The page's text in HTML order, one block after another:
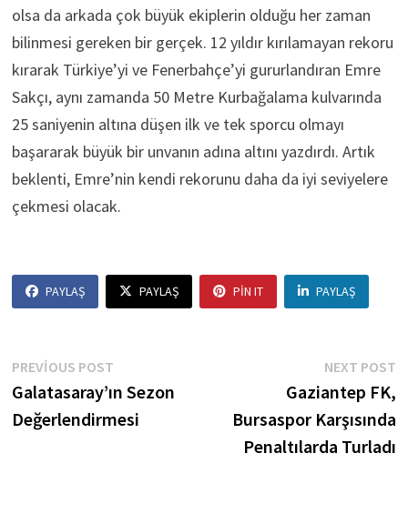
olsa da arkada çok büyük ekiplerin olduğu her zaman
bilinmesi gereken bir gerçek. 12 yıldır kırılamayan rekoru
kırarak Türkiye’yi ve Fenerbahçe’yi gururlandıran Emre
Sakçı, aynı zamanda 50 Metre Kurbağalama kulvarında
25 saniyenin altına düşen ilk ve tek sporcu olmayı
başararak büyük bir unvanın adına altını yazdırdı. Artık
beklenti, Emre’nin kendi rekorunu daha da iyi seviyelere
çekmesi olacak.
PAYLAŞ PAYLAŞ PIN IT PAYLAŞ
Yazı
gezinmesi
PREVIOUS POSTPrevious
post:
Galatasaray’ın Sezon
Değerlendirmesi
NEXT POST
Gaziantep FK,
Bursaspor Karşısında
Penaltılarda Turladı